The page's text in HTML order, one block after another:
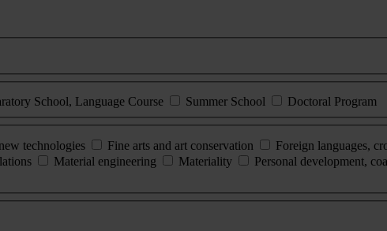
School, Language Course Summer School
Doctoral Program
technologies Fine arts and art conservation Foreign languages,
Material engineering Materiality Personal development,